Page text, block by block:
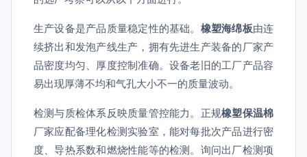
生产设备是产品质量稳定性的基础。 橡塑海绵板由连
续挤出和发泡产线生产，拥有先进生产装备的厂家产
品密度均匀、厚度控制准确。设备老旧的工厂产品容
易出现厚薄不均和气孔大小不一的质量波动。
检测与质检体系反映质量管控能力。正规橡塑保温棉
厂家应配备理化检测实验室，能对每批次产品进行密
度、导热系数和燃烧性能等的检测。询问出厂检测项